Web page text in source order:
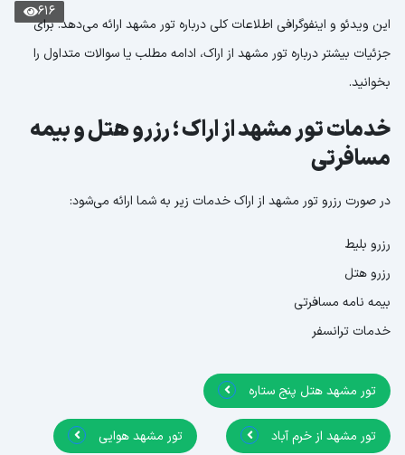
616
این ویدئو و اینفوگرافی اطلاعات کلی درباره تور مشهد ارائه می‌دهد. برای
جزئیات بیشتر درباره تور مشهد از اراک، ادامه مطلب یا سوالات متداول را
بخوانید.
خدمات تور مشهد از اراک ؛ رزرو هتل و بیمه
مسافرتی
در صورت رزرو تور مشهد از اراک خدمات زیر به شما ارائه می‌شود:
رزرو بلیط
رزرو هتل
بیمه نامه مسافرتی
خدمات ترانسفر
تور مشهد هتل پنج ستاره
تور مشهد از خرم آباد تور مشهد هوایی